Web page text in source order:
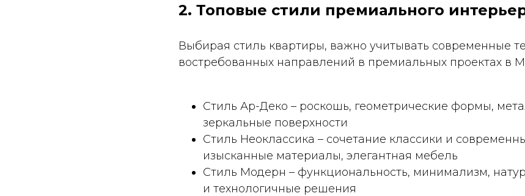
2. Топовые стили премиального
Выбирая стиль квартиры, важно учитывать современные
востребованных направлений в премиальных проектах в
Стиль Ар-Деко – роскошь, геометрические формы,
зеркальные поверхности
Стиль Неоклассика – сочетание классики и
изысканные материалы, элегантная мебель
Стиль Модерн – функциональность, минимализм,
и технологичные решения